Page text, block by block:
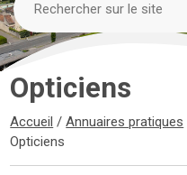
Opticiens
Accueil /Annuaires pratiques
Opticiens